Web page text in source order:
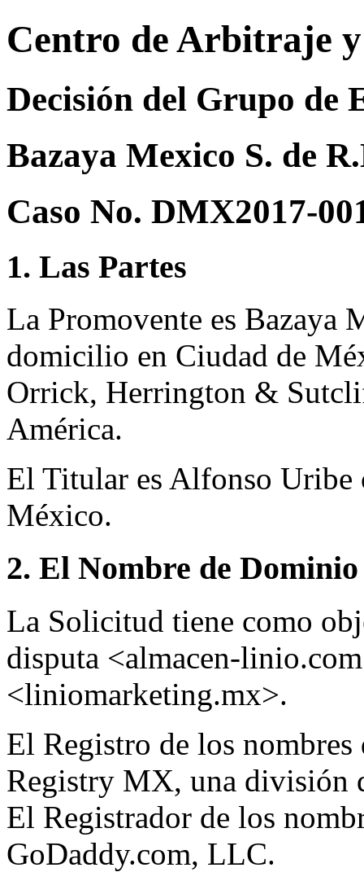
Centro de Arbitraje
Decisión del Grupo de
Bazaya Mexico S. de
Caso No. DMX2017-
1. Las Partes
La Promovente es Bazaya
domicilio en Ciudad de
Orrick, Herrington &
América.
El Titular es Alfonso Uribe
México.
2. El Nombre de
La Solicitud tiene como
disputa <almacen-
<liniomarketing.mx>.
El Registro de los
Registry MX, una división
El Registrador de los
GoDaddy.com, LLC.